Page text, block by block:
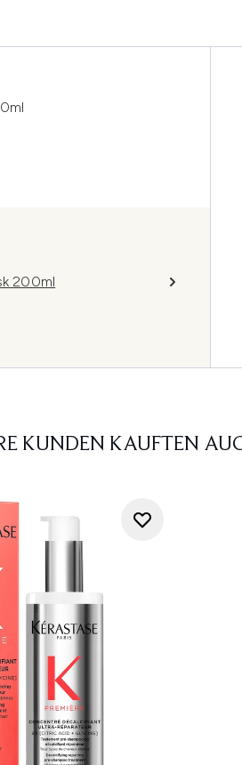
200ml
KUNDEN KAUFTEN